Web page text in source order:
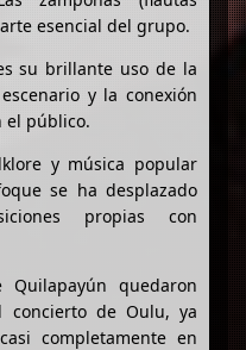
esencial del grupo.
su brillante uso de la
y la conexión
el público.
y música popular
se ha desplazado
propias con
quedaron
concierto de Oulu, ya
completamente en